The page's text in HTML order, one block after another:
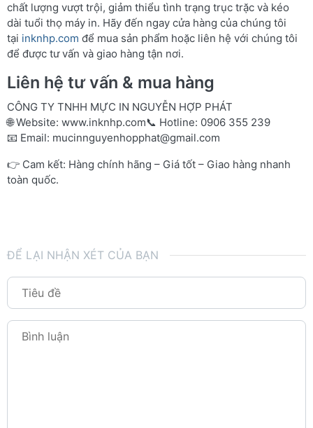
chất lượng vượt trội, giảm thiểu tình trạng trục trặc và kéo
dài tuổi thọ máy in. Hãy đến ngay cửa hàng của chúng tôi
tại inknhp.com để mua sản phẩm hoặc liên hệ với chúng tôi
để được tư vấn và giao hàng tận nơi.
Liên hệ tư vấn & mua hàng
CÔNG TY TNHH MỰC IN NGUYỄN HỢP PHÁT
🌐 Website: www.inknhp.com📞 Hotline: 0906 355 239
📧 Email: mucinnguyenhopphat@gmail.com
👉 Cam kết: Hàng chính hãng – Giá tốt – Giao hàng nhanh
toàn quốc.
ĐỂ LẠI NHẬN XÉT CỦA BẠN